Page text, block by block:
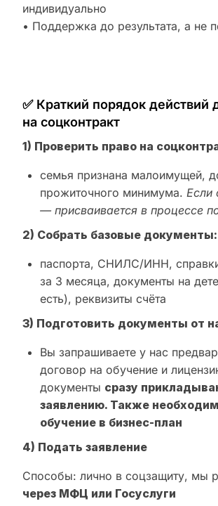
индивидуально
• Поддержка до результата, а не
✅ Краткий порядок действий
на соцконтракт
1) Проверить право на
семья признана малоимущей,
прожиточного минимума. Если
— присваивается в процессе
2) Собрать базовые документы:
паспорта, СНИЛС/ИНН,
за 3 месяца, документы на
есть), реквизиты счёта
3) Подготовить документы от
Вы запрашиваете у нас
договор на обучение и
документы сразу
заявлению. Также
обучение в бизнес-план
4) Подать заявление
Способы: лично в соцзащиту, мы
через МФЦ или Госуслуги